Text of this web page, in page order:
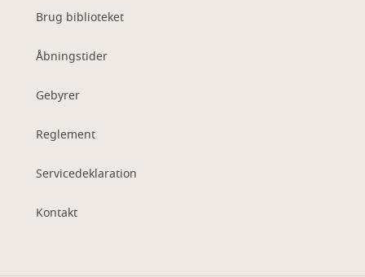
Brug biblioteket
Åbningstider
Gebyrer
Reglement
Servicedeklaration
Kontakt